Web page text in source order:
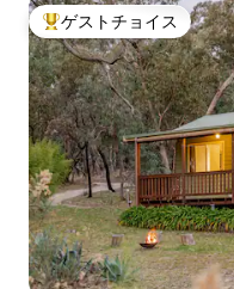
大好評のゲストチョイス
ゲストチョイス